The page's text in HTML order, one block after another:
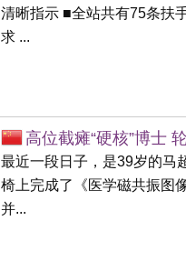
清晰指示 ■全站共有75条扶
求 ...
高位截瘫“硬核”博士
最近一段日子，是39岁的马
椅上完成了《医学磁共振图
并...